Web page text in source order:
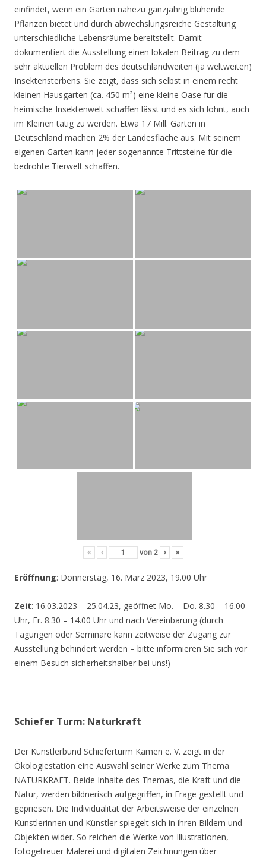
einfindet, wenn ein Garten nahezu ganzjährig blühende
Pflanzen bietet und durch abwechslungsreiche Gestaltung
unterschiedliche Lebensräume bereitstellt. Damit
dokumentiert die Ausstellung einen lokalen Beitrag zu dem
sehr aktuellen Problem des deutschlandweiten (ja weltweiten)
Insektensterbens. Sie zeigt, dass sich selbst in einem recht
kleinen Hausgarten (ca. 450 m²) eine kleine Oase für die
heimische Insektenwelt schaffen lässt und es sich lohnt, auch
im Kleinen tätig zu werden. Etwa 17 Mill. Gärten in
Deutschland machen 2% der Landesfläche aus. Mit seinem
eigenen Garten kann jeder sogenannte Trittsteine für die
bedrohte Tierwelt schaffen.
« ‹ von 2 › »
Eröffnung: Donnerstag, 16. März 2023, 19.00 Uhr
Zeit: 16.03.2023 – 25.04.23, geöffnet Mo. – Do. 8.30 – 16.00
Uhr, Fr. 8.30 – 14.00 Uhr und nach Vereinbarung (durch
Tagungen oder Seminare kann zeitweise der Zugang zur
Ausstellung behindert werden – bitte informieren Sie sich vor
einem Besuch sicherheitshalber bei uns!)
Schiefer Turm: Naturkraft
Der Künstlerbund Schieferturm Kamen e. V. zeigt in der
Ökologiestation eine Auswahl seiner Werke zum Thema
NATURKRAFT. Beide Inhalte des Themas, die Kraft und die
Natur, werden bildnerisch aufgegriffen, in Frage gestellt und
gepriesen. Die Individualität der Arbeitsweise der einzelnen
Künstlerinnen und Künstler spiegelt sich in ihren Bildern und
Objekten wider. So reichen die Werke von Illustrationen,
fotogetreuer Malerei und digitalen Zeichnungen über